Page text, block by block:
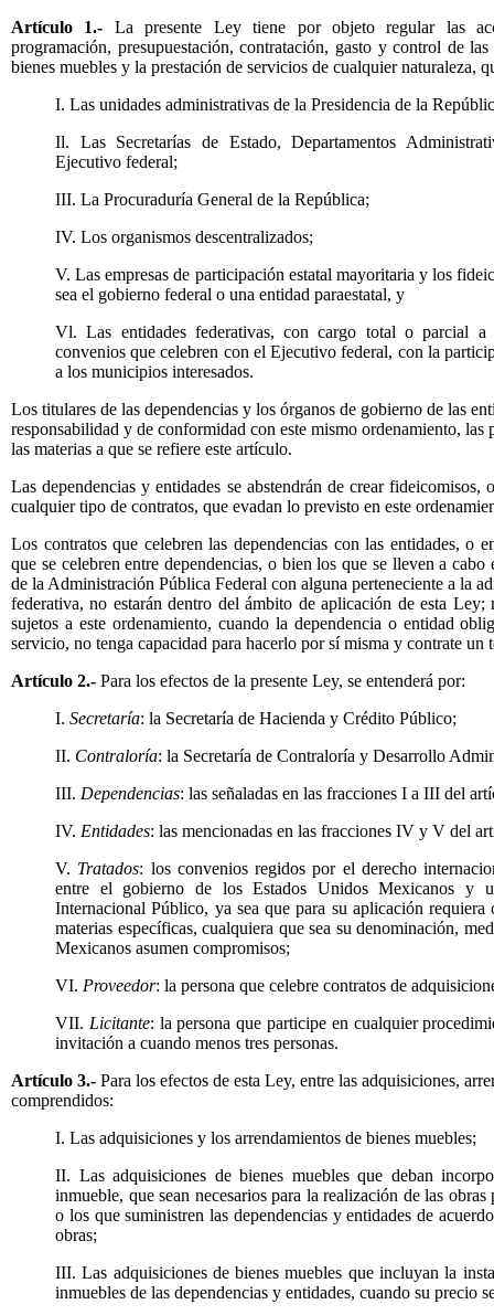
Artículo 1.- La presente Ley tiene por objeto regular las
programación, presupuestación, contratación, gasto y control de
bienes muebles y la prestación de servicios de cualquier naturaleza,
I. Las unidades administrativas de la Presidencia de la
Il. Las Secretarías de Estado, Departamentos
Ejecutivo federal;
III. La Procuraduría General de la República;
IV. Los organismos descentralizados;
V. Las empresas de participación estatal mayoritaria y los
sea el gobierno federal o una entidad paraestatal, y
Vl. Las entidades federativas, con cargo total o parcial a
convenios que celebren con el Ejecutivo federal, con la
a los municipios interesados.
Los titulares de las dependencias y los órganos de gobierno de las
responsabilidad y de conformidad con este mismo ordenamiento, las
las materias a que se refiere este artículo.
Las dependencias y entidades se abstendrán de crear fideicomisos,
cualquier tipo de contratos, que evadan lo previsto en este
Los contratos que celebren las dependencias con las entidades, o
que se celebren entre dependencias, o bien los que se lleven a
de la Administración Pública Federal con alguna perteneciente a la
federativa, no estarán dentro del ámbito de aplicación de esta Ley;
sujetos a este ordenamiento, cuando la dependencia o entidad
servicio, no tenga capacidad para hacerlo por sí misma y contrate un
Artículo 2.- Para los efectos de la presente Ley, se entenderá por:
I. Secretaría: la Secretaría de Hacienda y Crédito Público;
II. Contraloría: la Secretaría de Contraloría y Desarrollo
III. Dependencias: las señaladas en las fracciones I a III del
IV. Entidades: las mencionadas en las fracciones IV y V del
V. Tratados: los convenios regidos por el derecho
entre el gobierno de los Estados Unidos Mexicanos y
Internacional Público, ya sea que para su aplicación
materias específicas, cualquiera que sea su denominación,
Mexicanos asumen compromisos;
VI. Proveedor: la persona que celebre contratos de
VII. Licitante: la persona que participe en cualquier
invitación a cuando menos tres personas.
Artículo 3.- Para los efectos de esta Ley, entre las adquisiciones,
comprendidos:
I. Las adquisiciones y los arrendamientos de bienes muebles;
II. Las adquisiciones de bienes muebles que deban
inmueble, que sean necesarios para la realización de las
o los que suministren las dependencias y entidades de
obras;
III. Las adquisiciones de bienes muebles que incluyan la
inmuebles de las dependencias y entidades, cuando su precio